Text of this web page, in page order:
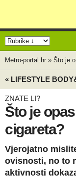
Metro-portal.hr » Što je
« LIFESTYLE
ZNATE LI?
Što je
cigareta?
Vjerojatno
ovisnosti, no to
aktivnosti